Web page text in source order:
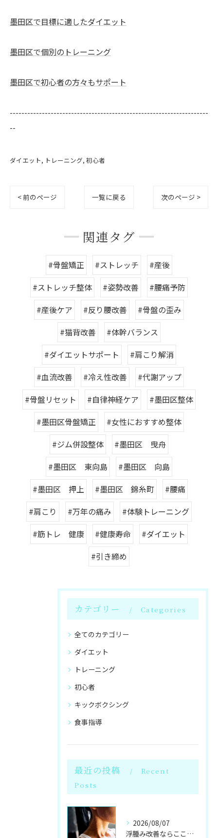
墨田区で目標に適したダイエット
墨田区で個別のトレーニング
墨田区で初心者の方々もサポート
--------------------------------------------------------------------
--
ダイエット トレーニング 初心者
< 前のページ 一覧に戻る 次のページ >
関連タグ
#骨盤矯正 #ストレッチ
#産後
#ストレッチ整体
#姿勢改善
#腰痛予防
#産後ケア
#反り腰改善
#骨盤の歪み
#猫背改善
#体幹バランス
#ダイエットサポート
#肩こり解消
#血流改善
#冷え性改善
#代謝アップ
#骨盤リセット
#自律神経ケア
#墨田区整体
#墨田区骨盤矯正
#女性におすすめ整体
#ジム併設整体
#墨田区 曳舟
#墨田区 東向島
#墨田区 向島
#墨田区 押上
#墨田区 錦糸町
#腰痛
#肩こり
#万年の痛み
#体験トレーニング
#筋トレ 健康
#健康寿命
#ダイエット
#引き締め
カテゴリー Categories
全てのカテゴリー
ダイエット
トレーニング
初心者
キックボクシング
食事指導
最近の投稿
Recent
Posts
2026/08/07
浮腫み改善ならここ！岩盤浴併設のパーソナル